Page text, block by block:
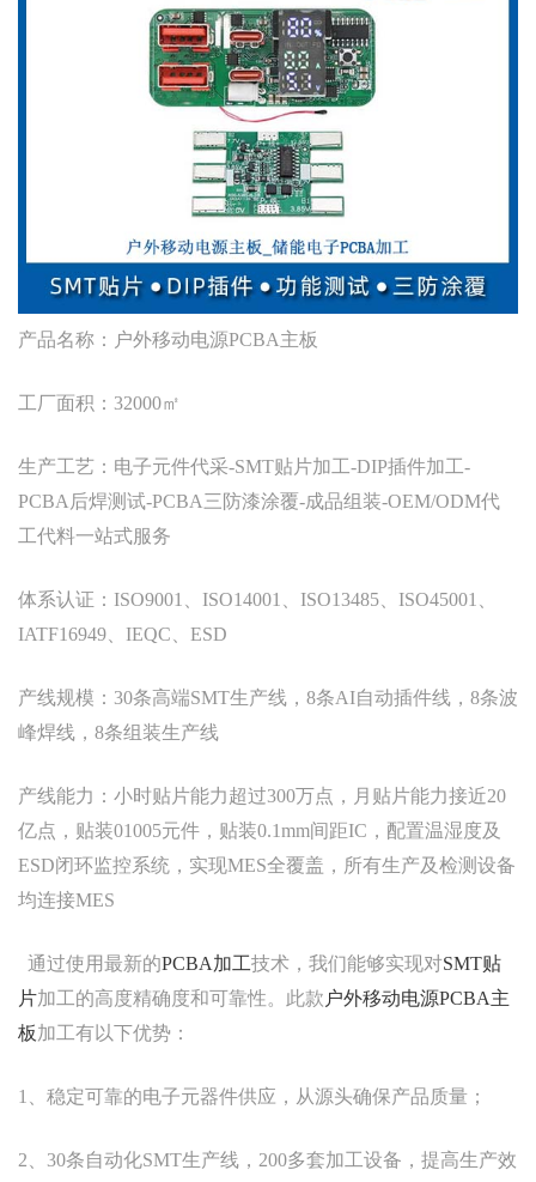
产品名称：户外移动电源PCBA主板
工厂面积：32000㎡
生产工艺：电子元件代采-SMT贴片加工-DIP插件加工-
PCBA后焊测试-PCBA三防漆涂覆-成品组装-OEM/ODM代
工代料一站式服务
体系认证：ISO9001、ISO14001、ISO13485、ISO45001、
IATF16949、IEQC、ESD
产线规模：30条高端SMT生产线，8条AI自动插件线，8条波
峰焊线，8条组装生产线
产线能力：小时贴片能力超过300万点，月贴片能力接近20
亿点，贴装01005元件，贴装0.1mm间距IC，配置温湿度及
ESD闭环监控系统，实现MES全覆盖，所有生产及检测设备
均连接MES
通过使用最新的PCBA加工技术，我们能够实现对SMT贴
片加工的高度精确度和可靠性。此款 户外移动电源PCBA主
板加工有以下优势：
1、稳定可靠的电子元器件供应，从源头确保产品质量；
2、30条自动化SMT生产线，200多套加工设备，提高生产效